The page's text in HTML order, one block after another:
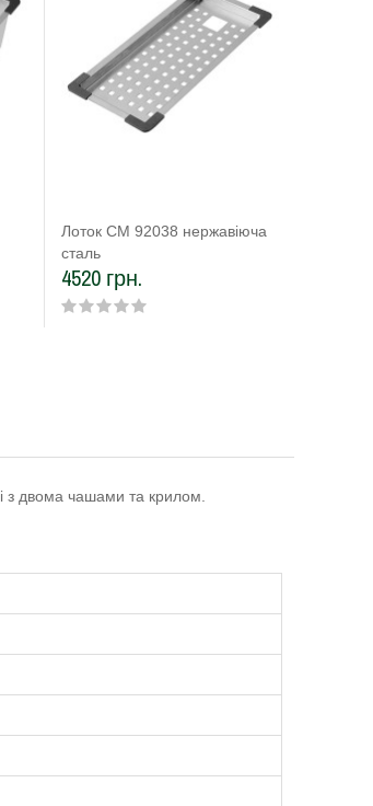
Лоток CM 92038 нержавіюча
сталь
4520 грн.
з двома чашами та крилом.